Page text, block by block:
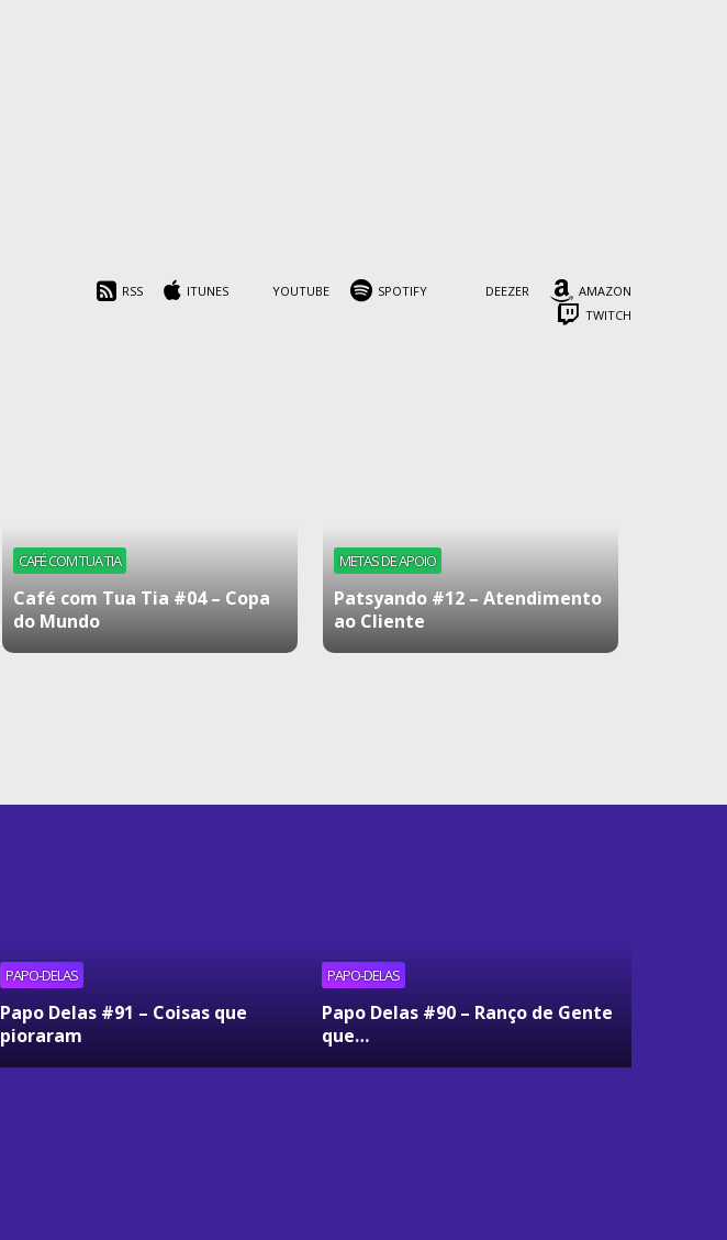
RSS ITUNES YOUTUBE SPOTIFY DEEZER
AMAZON
TWITCH
CAFÉ COM TUA TIA
Café com Tua Tia #04 – Copa
do Mundo
METAS DE APOIO
Patsyando #12 – Atendimento
ao Cliente
PAPO-DELAS
Papo Delas #91 – Coisas que
pioraram
PAPO-DELAS
Papo Delas #90 – Ranço de Gente
que…